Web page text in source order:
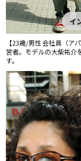
イ
【23歳/男性 会社員（ア
営者。モデルの大柴祐介
す。